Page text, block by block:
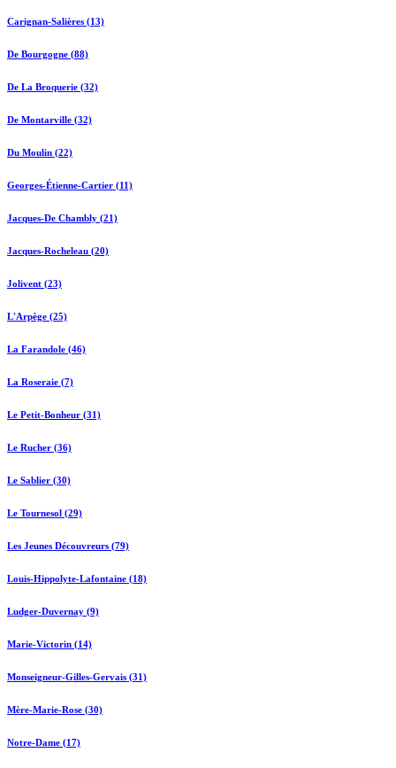
Carignan-Salières (13)
De Bourgogne (88)
De La Broquerie (32)
De Montarville (32)
Du Moulin (22)
Georges-Étienne-Cartier (11)
Jacques-De Chambly (21)
Jacques-Rocheleau (20)
Jolivent (23)
L'Arpège (25)
La Farandole (46)
La Roseraie (7)
Le Petit-Bonheur (31)
Le Rucher (36)
Le Sablier (30)
Le Tournesol (29)
Les Jeunes Découvreurs (79)
Louis-Hippolyte-Lafontaine (18)
Ludger-Duvernay (9)
Marie-Victorin (14)
Monseigneur-Gilles-Gervais (31)
Mère-Marie-Rose (30)
Notre-Dame (17)